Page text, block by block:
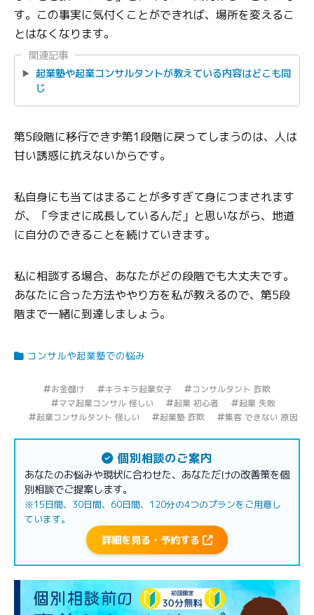
す。この事実に気付くことができれば、場所を変えるこ
とはなくなります。
関連記事
起業塾や起業コンサルタントが教えている内容はどこも同
じ
第5段階に移行できず第1段階に戻ってしまうのは、人は
甘い誘惑に抗えないからです。
私自身にも当てはまることが多すぎて身につまされます
が、「今まさに成長しているんだ」と思いながら、地道
に自分のできることを続けていきます。
私に相談する場合、あなたがどの段階でも大丈夫です。
あなたに合った方法ややり方を私が教えるので、第5段
階まで一緒に到達しましょう。
コンサルや起業塾での悩み
お金儲け キラキラ起業女子
コンサルタント 詐欺
ママ起業コンサル 怪しい
起業 初心者
起業 失敗
起業コンサルタント 怪しい
起業塾 詐欺 集客 できない 原因
個別相談のご案内
あなたのお悩みや現状に合わせた、あなただけの改善策を個
別相談でご提案します。
※15日間、30日間、60日間、120分の4つのプランをご用意し
ています。
詳細を見る・予約する